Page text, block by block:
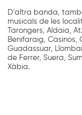
D’altra banda,
musicals de les
Tarongers, Aldaia,
Benifaraig, Casinos,
Guadassuar,
de Ferrer, Suera,
Xàbia.